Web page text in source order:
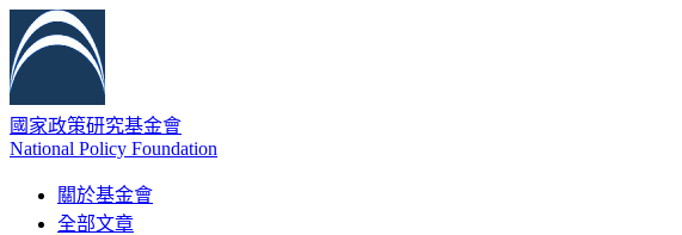
國家政策研究基金會
National Policy Foundation
關於基金會
全部文章